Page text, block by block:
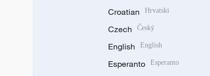
Croatian Hrvatski
Czech Český
English English
Esperanto Esperanto